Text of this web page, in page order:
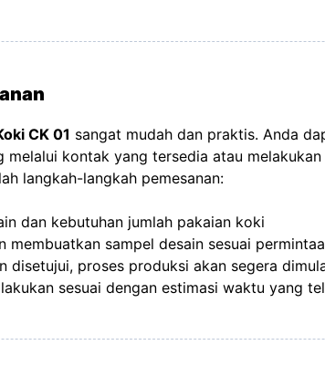
CK 01 sangat mudah dan praktis. Anda
melalui kontak yang tersedia atau
langkah-langkah pemesanan:
dan kebutuhan jumlah pakaian koki
membuatkan sampel desain sesuai
disetujui, proses produksi akan segera
sesuai dengan estimasi waktu yang